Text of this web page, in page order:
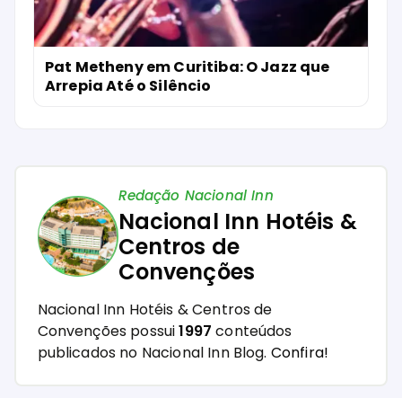
Pat Metheny em Curitiba: O Jazz que
Arrepia Até o Silêncio
Redação Nacional Inn
Nacional Inn Hotéis &
Centros de
Convenções
Nacional Inn Hotéis & Centros de
Convenções possui1997 conteúdos
publicados no Nacional Inn Blog. Confira!